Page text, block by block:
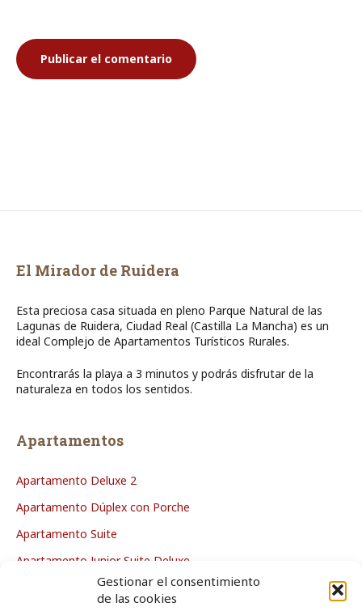
Gestionar el consentimiento
de las cookies
El Mirador de Ruidera
Esta preciosa casa situada en pleno Parque Natural de las
Lagunas de Ruidera, Ciudad Real (Castilla La Mancha) es un
ideal Complejo de Apartamentos Turísticos Rurales.
Encontrarás la playa a 3 minutos y podrás disfrutar de la
naturaleza en todos los sentidos.
Apartamentos
Apartamento Deluxe 2
Apartamento Dúplex con Porche
Apartamento Suite
Apartamento Junior Suite Deluxe
Apartamento Deluxe